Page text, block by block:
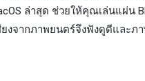
ล่าสุด ช่วยให้คุณเล่นแผ่น
จากภาพยนตร์จึงฟังดูดีและภา